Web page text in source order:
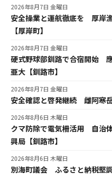
安全操業と運航徹底を 厚岸
【厚岸町】
2026年8月7日 金曜日
硬式野球部釧路で合宿開始
亜大【釧路市】
2026年8月7日 金曜日
安全確認と啓発継続 雌阿寒岳
2026年8月7日 金曜日
クマ防除で電気柵活用 自治
興局【釧路市】
2026年8月6日 木曜日
別海町議会 ふるさと納税堅
2026年8月6日 木曜日